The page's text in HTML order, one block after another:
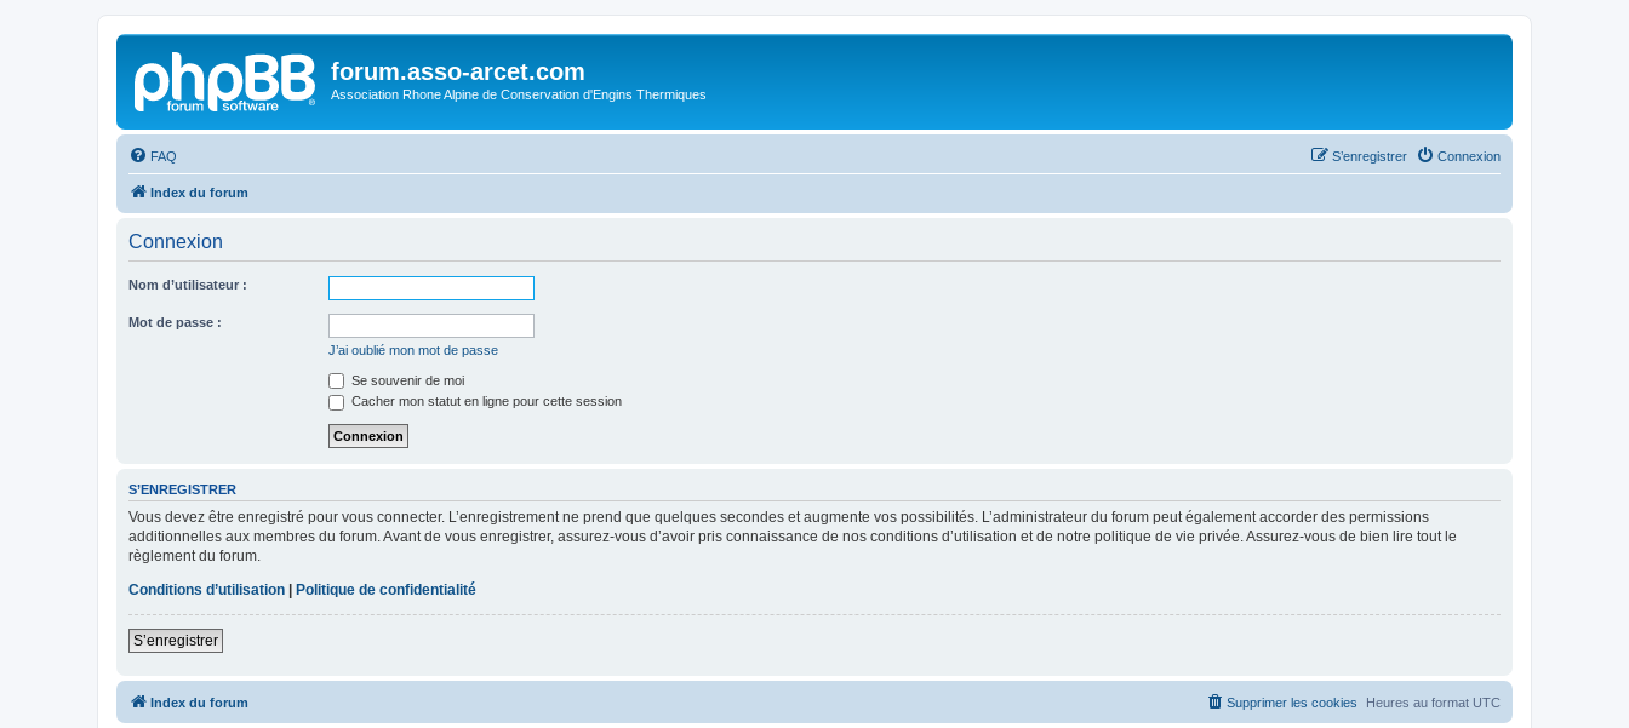
forum.asso-arcet.com
Association Rhone Alpine de Conservation d'Engins Thermiques
FAQ Connexion
S’enregistrer
Index du forum
Connexion
Nom d’utilisateur :
Mot de passe :
J’ai oublié mon mot de passe
Se souvenir de moi
Cacher mon statut en ligne pour cette session
S’ENREGISTRER
Vous devez être enregistré pour vous connecter. L’enregistrement ne prend que quelques secondes et augmente vos possibilités. L’administrateur du forum peut également accorder des permissions
additionnelles aux membres du forum. Avant de vous enregistrer, assurez-vous d’avoir pris connaissance de nos conditions d’utilisation et de notre politique de vie privée. Assurez-vous de bien lire tout le
règlement du forum.
Conditions d’utilisation
Politique de confidentialité
S’enregistrer
Index du forum Heures au format UTC
Supprimer les cookies